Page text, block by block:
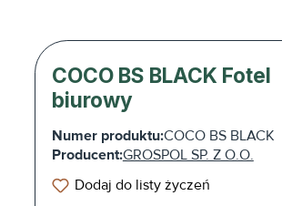
COCO BS BLACK Fotel
biurowy
Numer produktu:COCO BS BLACK
Producent:GROSPOL SP. Z O.O.
Dodaj do listy życzeń